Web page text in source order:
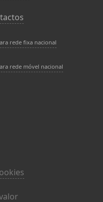
rede fixa nacional
rede móvel nacional